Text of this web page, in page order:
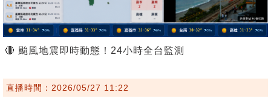
🔴 颱風地震即時動態！24小時全台監測
直播時間：2026/05/27 11:22